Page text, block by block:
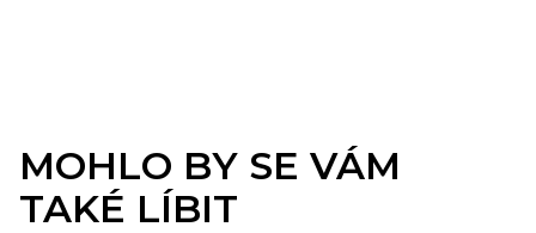
MOHLO BY SE VÁM
TAKÉ LÍBIT